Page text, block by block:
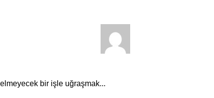
bir işle uğraşmak...